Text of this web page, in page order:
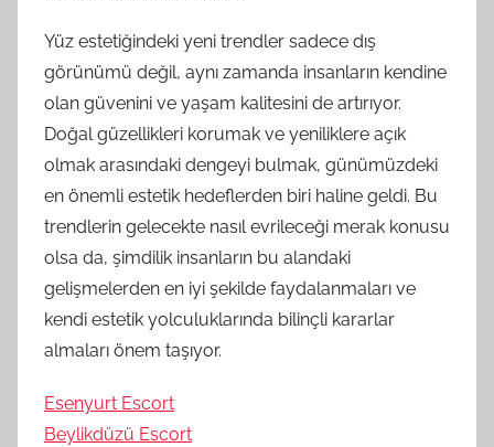
Yüz estetiğindeki yeni trendler sadece dış
görünümü değil, aynı zamanda insanların kendine
olan güvenini ve yaşam kalitesini de artırıyor.
Doğal güzellikleri korumak ve yeniliklere açık
olmak arasındaki dengeyi bulmak, günümüzdeki
en önemli estetik hedeflerden biri haline geldi. Bu
trendlerin gelecekte nasıl evrileceği merak konusu
olsa da, şimdilik insanların bu alandaki
gelişmelerden en iyi şekilde faydalanmaları ve
kendi estetik yolculuklarında bilinçli kararlar
almaları önem taşıyor.
Esenyurt Escort
Beylikdüzü Escort